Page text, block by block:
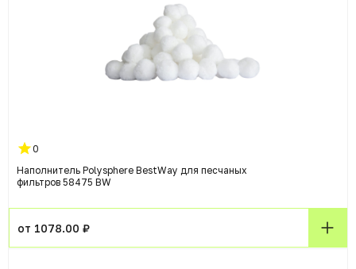
0
Наполнитель Polysphere BestWay для песчаных
фильтров 58475 BW
от 1078.00 ₽